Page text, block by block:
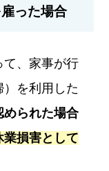
った場合
て、家事が行
を利用した
められた場合
損害として